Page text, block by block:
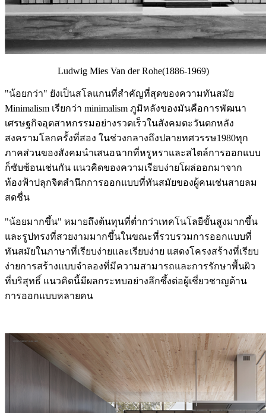
Ludwig Mies Van der Rohe(1886-1969)
"น้อยกว่า" ยังเป็นสโลแกนที่สำคัญที่สุดของความทันสมัย
Minimalism เรียกว่า minimalism ภูมิหลังของมันคือการพัฒนา
เศรษฐกิจอุตสาหกรรมอย่างรวดเร็วในสังคมตะวันตกหลัง
สงครามโลกครั้งที่สอง ในช่วงกลางถึงปลายทศวรรษ1980ทุก
ภาคส่วนของสังคมนำเสนอฉากที่หรูหราและสไตล์การออกแบบ
ก็ซับซ้อนเช่นกัน แนวคิดของความเรียบง่ายโผล่ออกมาจาก
ท้องฟ้าปลุกจิตสำนึกการออกแบบที่ทันสมัยของผู้คนเช่นสายลม
สดชื่น
"น้อยมากขึ้น" หมายถึงต้นทุนที่ต่ำกว่าเทคโนโลยีขั้นสูงมากขึ้น
และรูปทรงที่สวยงามมากขึ้นในขณะที่รวบรวมการออกแบบที่
ทันสมัยในภาษาที่เรียบง่ายและเรียบง่าย แสดงโครงสร้างที่เรียบ
ง่ายการสร้างแบบจำลองที่มีความสามารถและการรักษาพื้นผิว
ที่บริสุทธิ์ แนวคิดนี้มีผลกระทบอย่างลึกซึ้งต่อผู้เชี่ยวชาญด้าน
การออกแบบหลายคน